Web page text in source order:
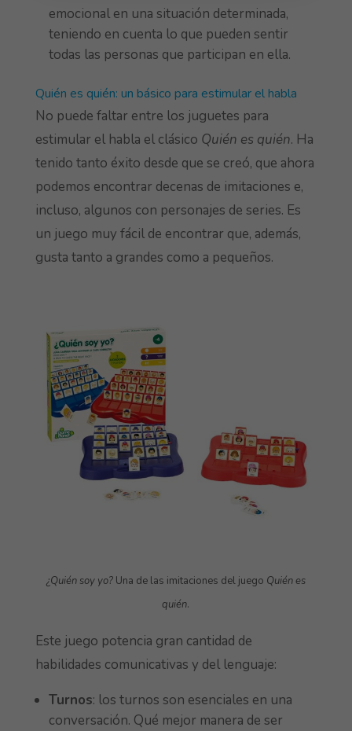
emocional en una situación determinada,
teniendo en cuenta lo que pueden sentir
todas las personas que participan en ella.
Quién es quién: un básico para estimular el habla
No puede faltar entre los juguetes para
estimular el habla el clásico Quién es quién. Ha
tenido tanto éxito desde que se creó, que ahora
podemos encontrar decenas de imitaciones e,
incluso, algunos con personajes de series. Es
un juego muy fácil de encontrar que, además,
gusta tanto a grandes como a pequeños.
¿Quién soy yo?Una de las imitaciones del juego Quién es
quién.
Este juego potencia gran cantidad de
habilidades comunicativas y del lenguaje:
Turnos: los turnos son esenciales en una
conversación. Qué mejor manera de ser